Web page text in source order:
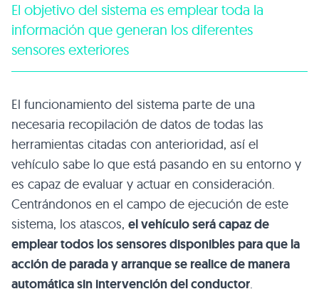
El objetivo del sistema es emplear toda la
información que generan los diferentes
sensores exteriores
El funcionamiento del sistema parte de una
necesaria recopilación de datos de todas las
herramientas citadas con anterioridad, así el
vehículo sabe lo que está pasando en su entorno y
es capaz de evaluar y actuar en consideración.
Centrándonos en el campo de ejecución de este
sistema, los atascos, el vehículo será capaz de
emplear todos los sensores disponibles para que la
acción de parada y arranque se realice de manera
automática sin intervención del conductor.